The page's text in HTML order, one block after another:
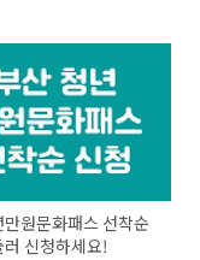
원문화패스 선착순
러 신청하세요!